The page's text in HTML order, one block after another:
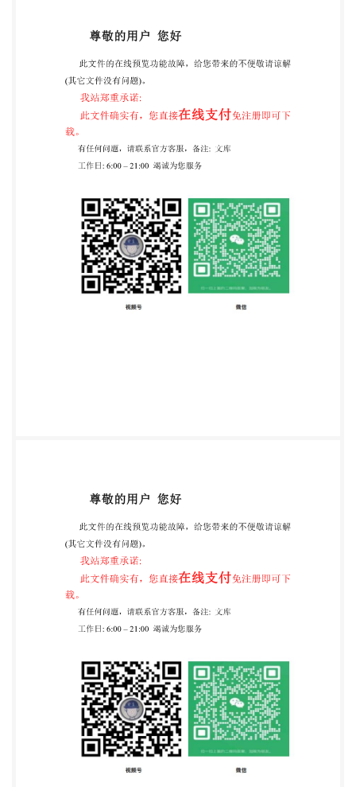
质量评定程序 3.1 鉴定批准程序 3. 2 质量一致性检验
3.3 延期交货 ....... 试验方法和要求 4. 1 操作特性 4. 2 振
动 4. 3 引出端强度 4. 4 止端强度 4.5 机械寿命~ 标准大
气条件 4.6 电寿命一 标准大气条件 4.7 气候序列 4.8 可